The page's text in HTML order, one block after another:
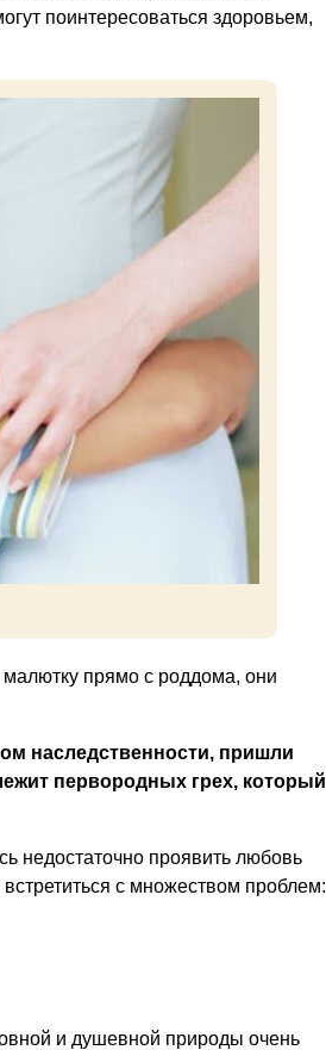
поинтересоваться здоровьем,
прямо с роддома, они
наследственности, пришли
первородных грех, который
недостаточно проявить любовь
с множеством проблем:
и душевной природы очень